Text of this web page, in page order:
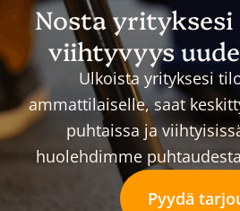
Nosta
viihtyvyys
Ulkoista yrityksesi
ammattilaiselle, saat
puhtaissa ja
huolehdimme
Pyydä